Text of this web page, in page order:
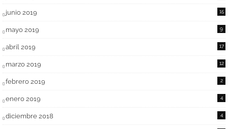
junio 2019 15
mayo 2019 9
abril 2019 17
marzo 2019 12
febrero 2019 2
enero 2019 4
diciembre 2018 4